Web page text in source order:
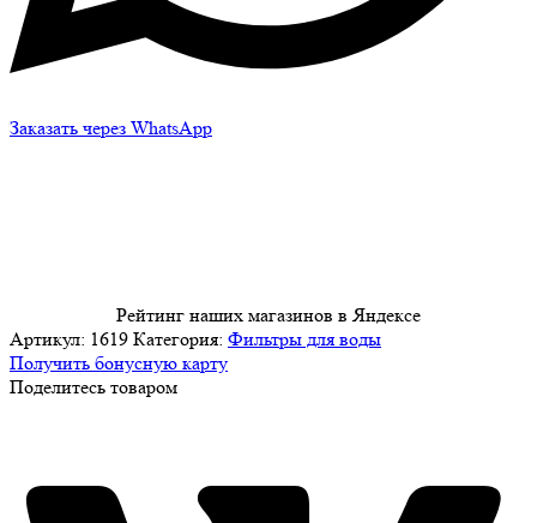
Заказать через WhatsApp
Рейтинг наших магазинов в Яндексе
Артикул: 1619 Категория: Фильтры для воды
Получить бонусную карту
Поделитесь товаром